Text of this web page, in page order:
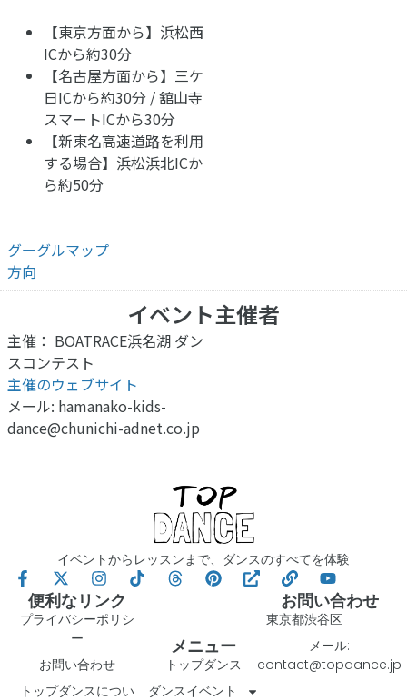
【東京方面から】 浜松西
ICから約30分
【名古屋方面から】 三ケ
日ICから約30分 / 舘山寺
スマートICから30分
【新東名高速道路を利用
する場合】 浜松浜北ICか
ら約50分
グーグルマップ
方向
イベント主催者
主催： BOATRACE浜名湖 ダン
スコンテスト
主催のウェブサイト
メール: hamanako-kids-
dance@chunichi-adnet.co.jp
イベントからレッスンまで、ダンスのすべてを体験
便利なリンク
プライバシーポリシ
ー
お問い合わせ
トップダンスについ
メニュー
トップダンス
ダンスイベント
お問い合わせ
東京都渋谷区
メール:
contact@topdance.jp